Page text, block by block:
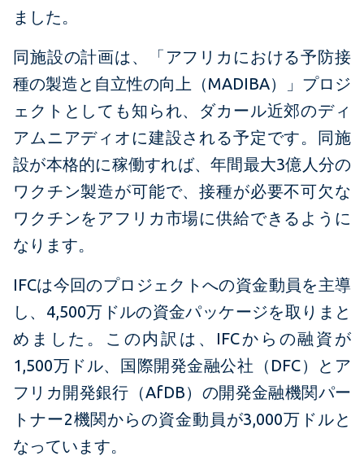
ました。
同施設の計画は、「アフリカにおける予防接
種の製造と自立性の向上（MADIBA）」プロジ
ェクトとしても知られ、ダカール近郊のディ
アムニアディオに建設される予定です。同施
設が本格的に稼働すれば、年間最大3億人分の
ワクチン製造が可能で、接種が必要不可欠な
ワクチンをアフリカ市場に供給できるように
なります。
IFCは今回のプロジェクトへの資金動員を主導
し、4,500万ドルの資金パッケージを取りまと
めました。この内訳は、IFCからの融資が
1,500万ドル、国際開発金融公社（DFC）とア
フリカ開発銀行（AfDB）の開発金融機関パー
トナー2機関からの資金動員が3,000万ドルと
なっています。